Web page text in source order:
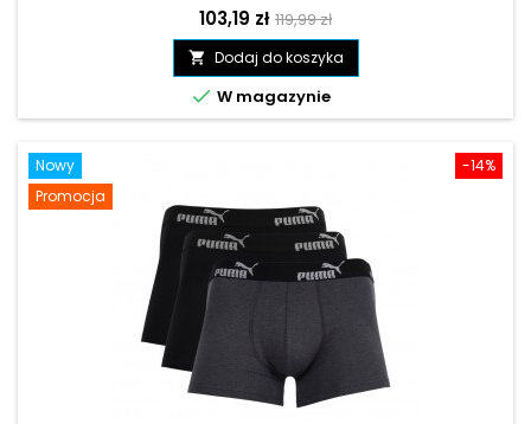
Cena
103,19 zł Cena
podstawowa
119,99 zł
 Dodaj do koszyka
 W magazynie
-14%
Nowy
Promocja